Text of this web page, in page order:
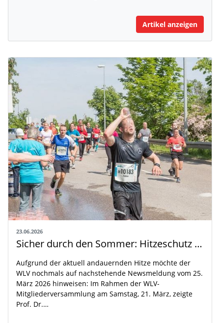
Artikel anzeigen
23.06.2026
Sicher durch den Sommer: Hitzeschutz für die Leichtathletik-Praxis
Aufgrund der aktuell andauernden Hitze möchte der
WLV nochmals auf nachstehende Newsmeldung vom 25.
März 2026 hinweisen: Im Rahmen der WLV-
Mitgliederversammlung am Samstag, 21. März, zeigte
Prof. Dr.…